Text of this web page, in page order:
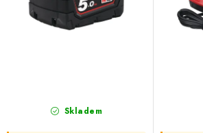
Skladem